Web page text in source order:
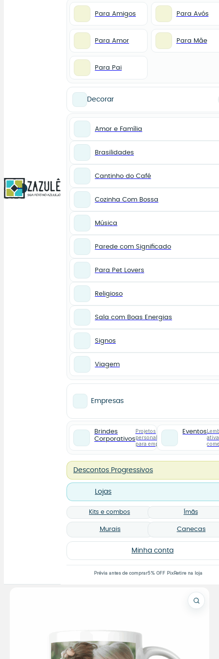
0
Para Amigos Para Avós
Para Amor Para Mãe
Para Pai
Decorar
Amor e Família
Brasilidades
Cantinho do Café
Cozinha Com Bossa
Música
Parede com Significado
Para Pet Lovers
Religioso
Sala com Boas Energias
Signos
Viagem
Empresas
Brindes
Corporativos
Projetos
personalizados
para empresas
Eventos
Descontos Progressivos
Lojas
Kits e combos Ímãs
Murais Canecas
Minha conta
Prévia antes de comprar5% OFF PixRetire na loja